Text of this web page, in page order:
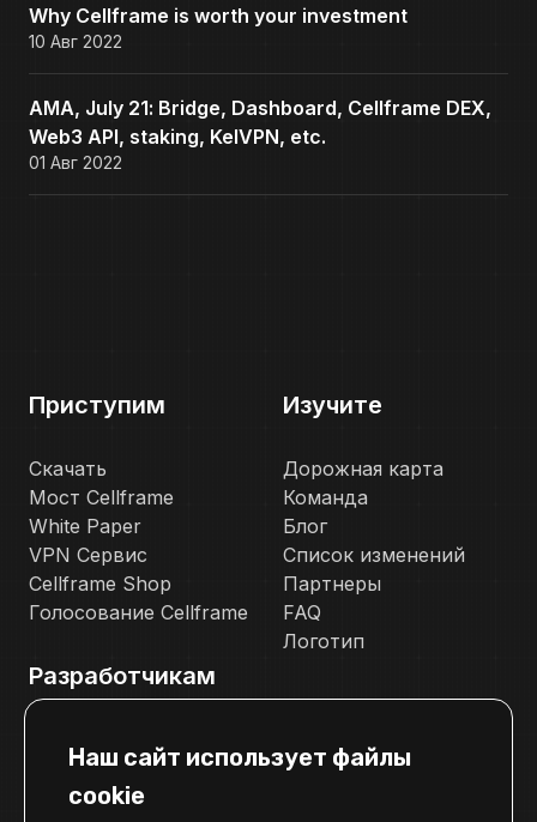
Why Cellframe is worth your investment
10 Авг 2022
AMA, July 21: Bridge, Dashboard, Cellframe DEX,
Web3 API, staking, KelVPN, etc.
01 Авг 2022
Приступим
Скачать
Мост Cellframe
White Paper
VPN Сервис
Cellframe Shop
Голосование Cellframe
Изучите
Дорожная карта
Команда
Блог
Список изменений
Партнеры
FAQ
Логотип
Разработчикам
Телеграм канал для разработчиков
Свяжитесь с нами
Наш сайт использует файлы
cookie